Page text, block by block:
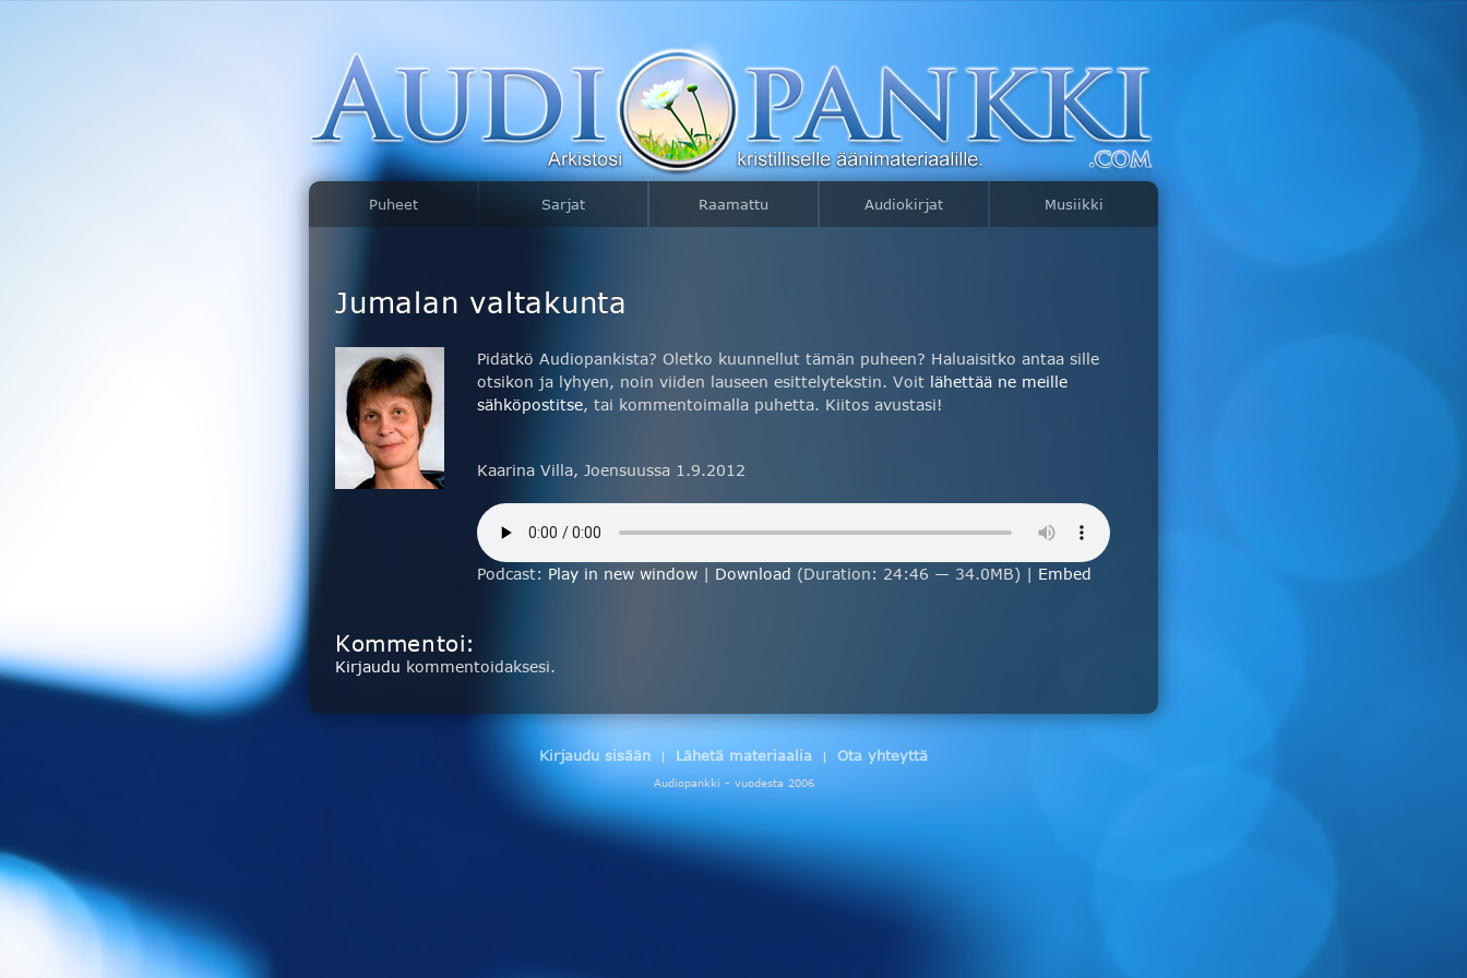
Puheet Sarjat Raamattu Audiokirjat Musiikki
Jumalan valtakunta
Pidätkö Audiopankista? Oletko kuunnellut tämän puheen? Haluaisitko antaa sille
otsikon ja lyhyen, noin viiden lauseen esittelytekstin. Voit lähettää ne meille
sähköpostitse, tai kommentoimalla puhetta. Kiitos avustasi!
Kaarina Villa, Joensuussa 1.9.2012
Podcast: Play in new window | Download (Duration: 24:46 — 34.0MB) | Embed
Kommentoi:
Kirjaudu kommentoidaksesi.
Kirjaudu sisään | Lähetä materiaalia | Ota yhteyttä
Audiopankki - vuodesta 2006